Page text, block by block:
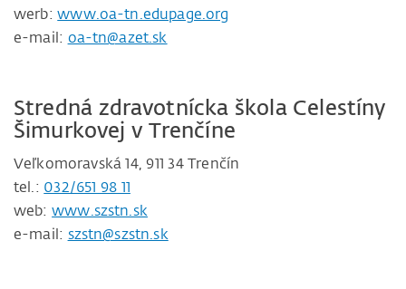
werb:www.oa-tn.edupage.org
e-mail: oa-tn@azet.sk
Stredná zdravotnícka škola Celestíny
Šimurkovej v Trenčíne
Veľkomoravská 14, 911 34 Trenčín
tel.: 032/651 98 11
web:www.szstn.sk
e-mail: szstn@szstn.sk